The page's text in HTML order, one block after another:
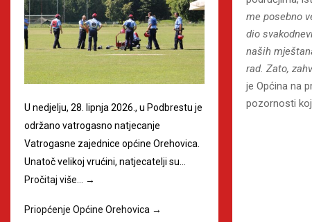
me posebno
dio
naših
rad. Zato,
je Općina na
pozornosti
U nedjelju, 28. lipnja 2026., u Podbrestu je
održano vatrogasno natjecanje
Vatrogasne zajednice općine Orehovica.
Unatoč velikoj vrućini, natjecatelji su…
Pročitaj više…
→
Priopćenje Općine Orehovica →